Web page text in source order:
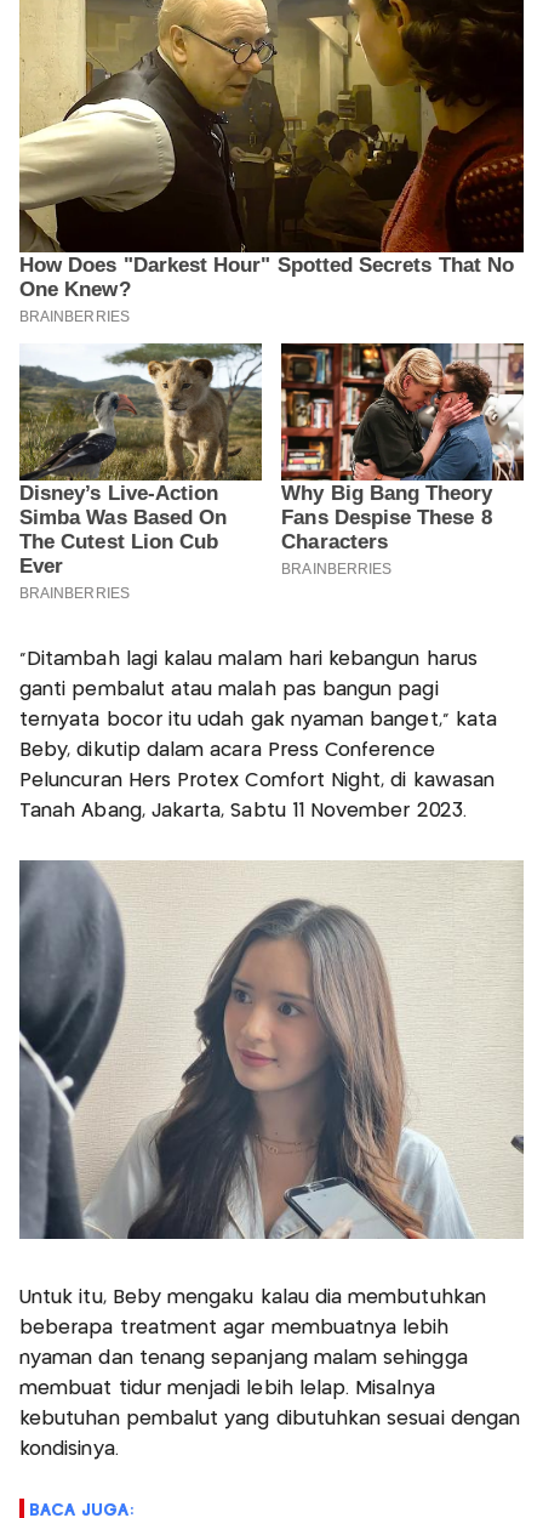
“Ditambah lagi kalau malam hari kebangun harus
ganti pembalut atau malah pas bangun pagi
ternyata bocor itu udah gak nyaman banget,” kata
Beby, dikutip dalam acara Press Conference
Peluncuran Hers Protex Comfort Night, di kawasan
Tanah Abang, Jakarta, Sabtu 11 November 2023.
Untuk itu, Beby mengaku kalau dia membutuhkan
beberapa treatment agar membuatnya lebih
nyaman dan tenang sepanjang malam sehingga
membuat tidur menjadi lebih lelap. Misalnya
kebutuhan pembalut yang dibutuhkan sesuai dengan
kondisinya.
BACA JUGA: